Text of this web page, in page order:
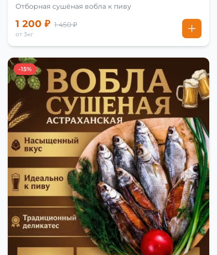
Отборная сушёная вобла к пиву
1 200 ₽ 1 450 ₽
от 3кг
-15%